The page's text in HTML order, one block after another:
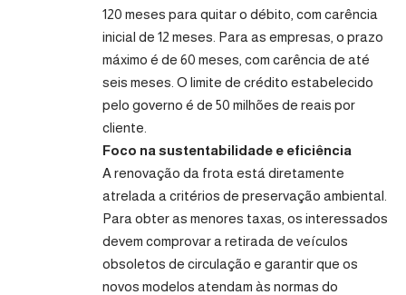
120 meses para quitar o débito, com carência
inicial de 12 meses. Para as empresas, o prazo
máximo é de 60 meses, com carência de até
seis meses. O limite de crédito estabelecido
pelo governo é de 50 milhões de reais por
cliente.
Foco na sustentabilidade e eficiência
A renovação da frota está diretamente
atrelada a critérios de preservação ambiental.
Para obter as menores taxas, os interessados
devem comprovar a retirada de veículos
obsoletos de circulação e garantir que os
novos modelos atendam às normas do